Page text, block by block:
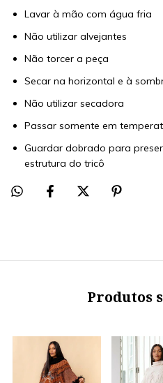
Lavar à mão com água fria
Não utilizar alvejantes
Não torcer a peça
Secar na horizontal e à
Não utilizar secadora
Passar somente em
Guardar dobrado para
estrutura do tricô
Produtos